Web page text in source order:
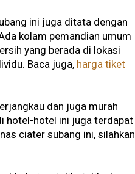
ini juga ditata dengan
kolam pemandian umum
yang berada di lokasi
Baca juga, harga tiket
dan juga murah
hotel-hotel ini juga terdapat
ciater subang ini, silahkan